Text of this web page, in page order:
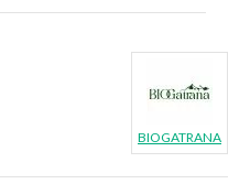
BIOGATRANA